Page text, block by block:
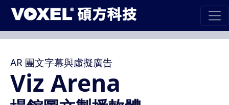
AR 團文字幕與虛擬廣告
Viz Arena